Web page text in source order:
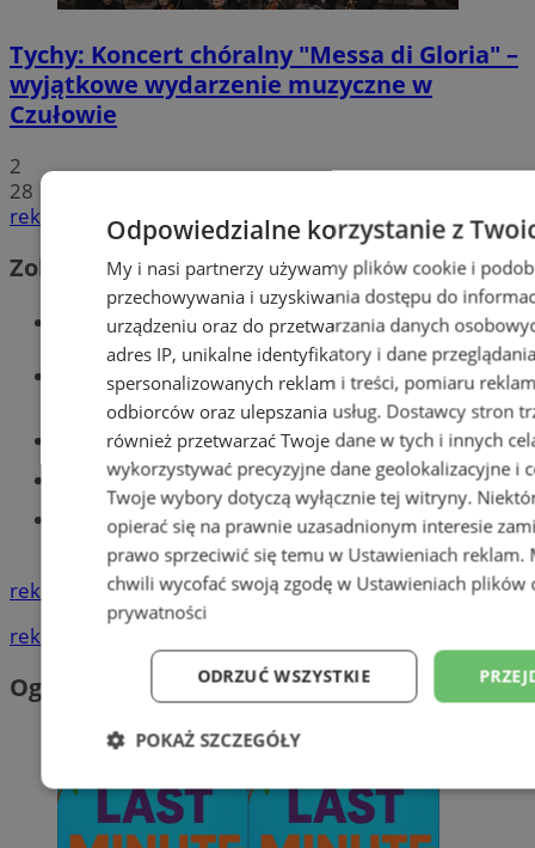
Tychy: Koncert chóralny "Messa di Gloria" –
wyjątkowe wydarzenie muzyczne w
Czułowie
2
28
reklama
Zobacz również
Wiadomości kryminalne w Tychach
Wiadomości lokalne
Części samochodowe do -70%!
Tworzenie stron www - Tychy
Znajdź pracę - codziennie nowe
ogłoszenia
reklama
reklama
Ogłoszenia
Odpowiedzialne korzystanie z
My i nasi partnerzy używamy plików cookie i
przechowywania i uzyskiwania dostępu do
urządzeniu oraz do przetwarzania danych
adres IP, unikalne identyfikatory i dane
spersonalizowanych reklam i treści, pomiaru
odbiorców oraz ulepszania usług. Dostawcy stron
również przetwarzać Twoje dane w tych i innych
wykorzystywać precyzyjne dane geolokalizacyjne i
Twoje wybory dotyczą wyłącznie tej witryny.
opierać się na prawnie uzasadnionym interesie
prawo sprzeciwić się temu w Ustawieniach reklam.
chwili wycofać swoją zgodę w Ustawieniach plików
prywatności
ODRZUĆ WSZYSTKIE
POKAŻ SZCZEGÓŁY
Niezbędne Wydajność